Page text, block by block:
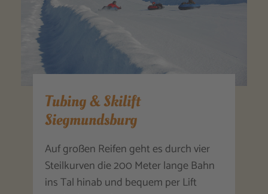
Tubing & Skilift
Siegmundsburg
Auf großen Reifen geht es durch vier
Steilkurven die 200 Meter lange Bahn
ins Tal hinab und bequem per Lift